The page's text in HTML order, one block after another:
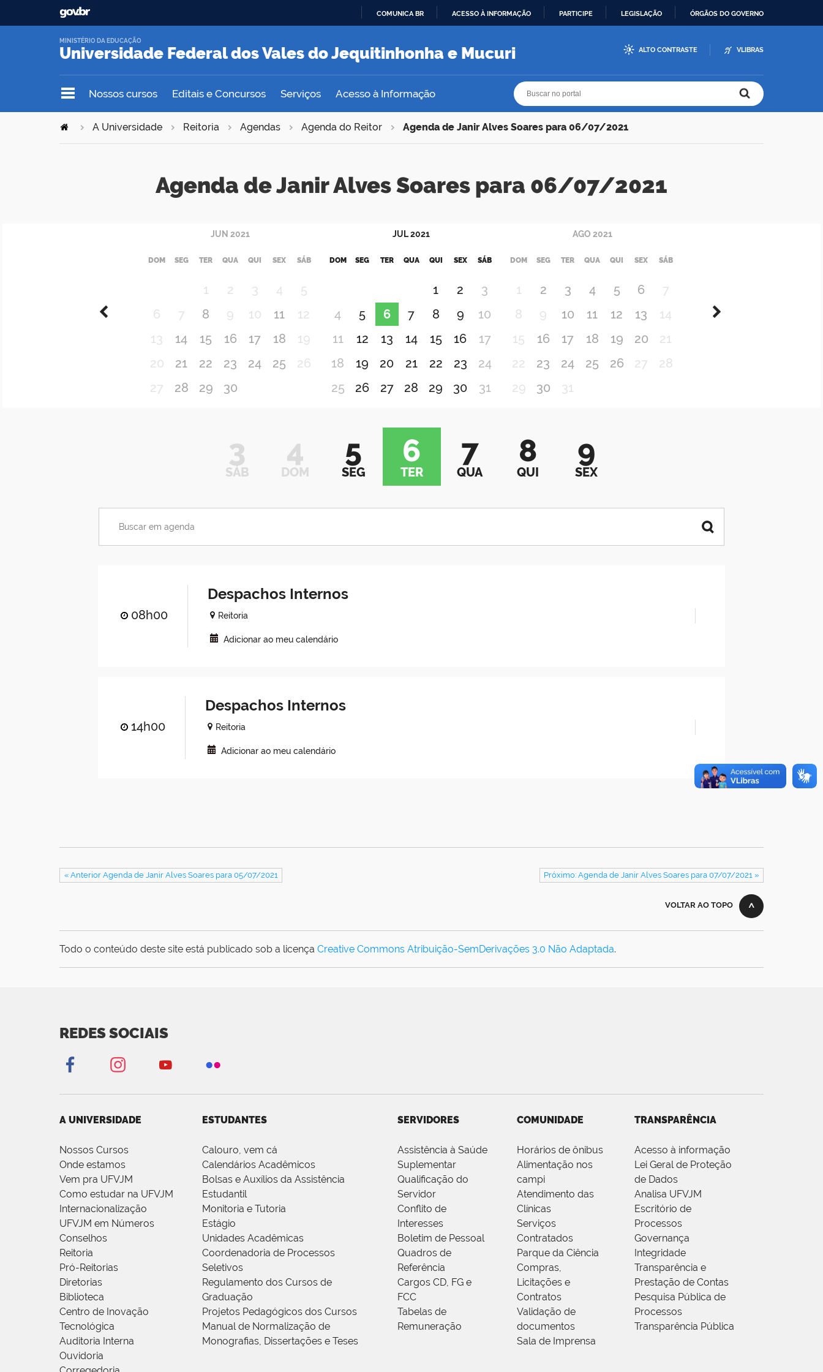
O
COMUNICA BR ACESSO À INFORMAÇÃO PARTICIPE LEGISLAÇÃO ÓRGÃOS DO GOVERNO
Universidade Federal dos Vales do Jequitinhonha e Mucuri
MINISTÉRIO DA EDUCAÇÃO
ALTO CONTRASTE VLIBRAS
Nossos cursos Editais e Concursos Serviços Acesso à Informação
A Universidade Reitoria Agendas Agenda do Reitor Agenda de Janir Alves Soares para 06/07/2021
Agenda de Janir Alves Soares para 06/07/2021
JUN 2021
DOM SEG TER QUA QUI SEX SÁB
1 2 3 4
5
6
7 8 9 10 11
12
13
14 15 16 17 18
19
20
21 22 23 24 25
26
27
28 29 30
JUL2021
DOM SEG TER QUA QUI SEX SÁB
1 2
3
4
5 6 7 8 9
10
11
12 13 14 15 16
17
18
19 20 21 22 23
24
25
26 27 28 29 30 31
AGO 2021
DOM SEG TER QUA QUI SEX SÁB
1 2 3 4 5 6
7
8
9 10 11 12 13
14
15
16 17 18 19 20
21
22
23 24 25 26 27
28
29
30 31
3
SÁB
4
DOM
5
SEG
6
TER
7
QUA
8
QUI
9
SEX
08h00
Despachos Internos
Reitoria
Adicionar ao meu calendário
14h00
Despachos Internos
Reitoria
Adicionar ao meu calendário
« Anterior Agenda de Janir Alves Soares para 05/07/2021 Próximo: Agenda de Janir Alves Soares para 07/07/2021 »
VOLTAR AO TOPO
Todo o conteúdo deste site está publicado sob a licença Creative Commons Atribuição-SemDerivações 3.0 Não Adaptada.
REDES SOCIAIS
A UNIVERSIDADE
Nossos Cursos
Onde estamos
Vem pra UFVJM
Como estudar na UFVJM
Internacionalização
UFVJM em Números
Conselhos
Reitoria
Pró-Reitorias
Diretorias
Biblioteca
Centro de Inovação
Tecnológica
Auditoria Interna
Ouvidoria
ESTUDANTES
Calouro, vem cá
Calendários Acadêmicos
Bolsas e Auxílios da Assistência
Estudantil
Monitoria e Tutoria
Estágio
Unidades Acadêmicas
Coordenadoria de Processos
Seletivos
Regulamento dos Cursos de
Graduação
Projetos Pedagógicos dos Cursos
Manual de Normalização de
Monografias, Dissertações e Teses
SERVIDORES
Assistência à Saúde
Suplementar
Qualificação do
Servidor
Conflito de
Interesses
Boletim de Pessoal
Quadros de
Referência
Cargos CD, FG e
FCC
Tabelas de
Remuneração
COMUNIDADE
Horários de ônibus
Alimentação nos
campi
Atendimento das
Clínicas
Serviços
Contratados
Parque da Ciência
Compras,
Licitações e
Contratos
Validação de
documentos
Sala de Imprensa
TRANSPARÊNCIA
Acesso à informação
Lei Geral de Proteção
de Dados
Analisa UFVJM
Escritório de
Processos
Governança
Integridade
Transparência e
Prestação de Contas
Pesquisa Pública de
Processos
Transparência Pública